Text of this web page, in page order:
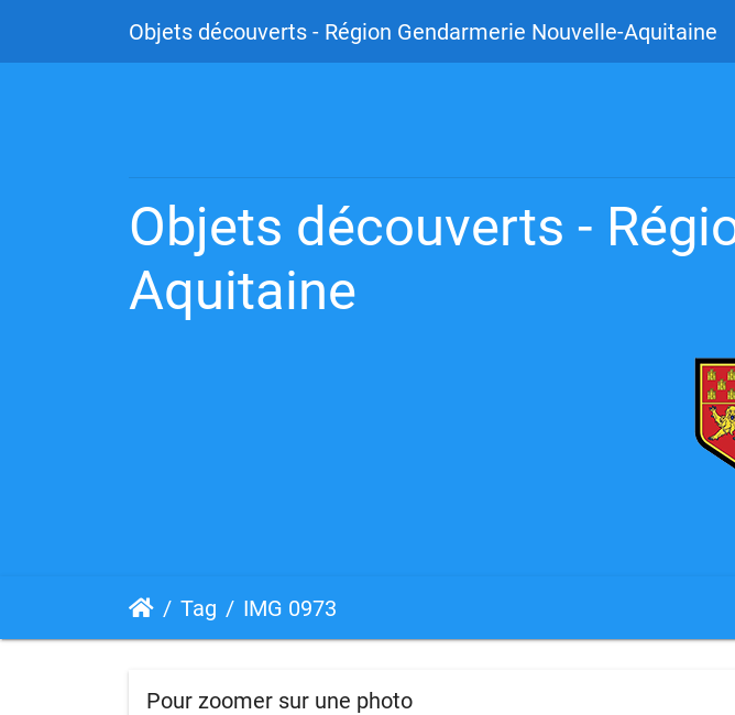
Objets découverts - Région Gendarmerie Nouvelle-Aquitaine
Objets découverts -
Aquitaine
Tag IMG 0973
Pour zoomer sur une photo